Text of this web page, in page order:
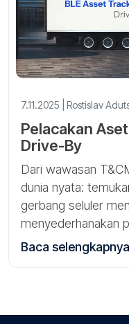
7.11.2025 | Rostislav
Pelacakan
Drive-By
Dari wawasan
dunia nyata:
gerbang seluler
menyederhanakan
mendukung
Tags oleh GPS-
Baca selengkapnya